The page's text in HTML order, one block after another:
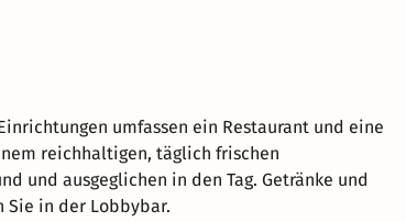
umfassen ein Restaurant und eine
reichhaltigen, täglich frischen
und ausgeglichen in den Tag. Getränke und
Sie in der Lobbybar.